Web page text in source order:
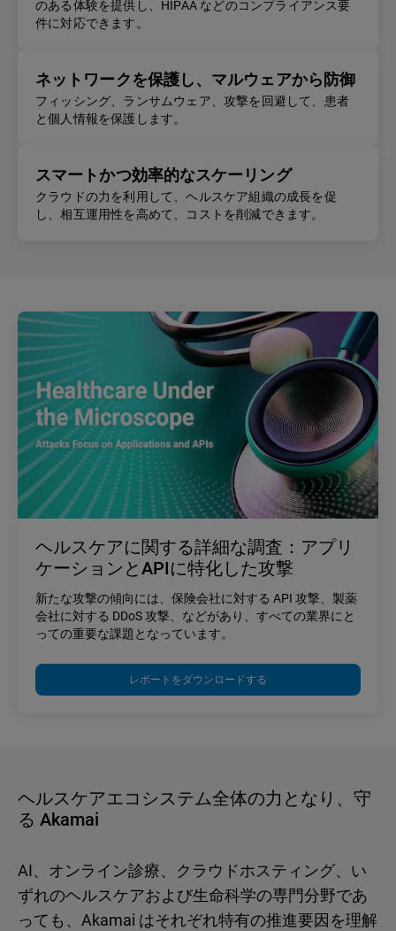
のある体験を提供し、HIPAA などのコンプライアンス要
件に対応できます。
ネットワークを保護し、マルウェアから防御
フィッシング、ランサムウェア、攻撃を回避して、患者
と個人情報を保護します。
スマートかつ効率的なスケーリング
クラウドの力を利用して、ヘルスケア組織の成長を促
し、相互運用性を高めて、コストを削減できます。
ヘルスケアに関する詳細な調査：アプリ
ケーションとAPIに特化した攻撃
新たな攻撃の傾向には、保険会社に対する API 攻撃、製薬
会社に対する DDoS 攻撃、などがあり、すべての業界にと
っての重要な課題となっています。
レポートをダウンロードする
ヘルスケアエコシステム全体の力となり、守
る Akamai
AI、オンライン診療、クラウドホスティング、い
ずれのヘルスケアおよび生命科学の専門分野であ
っても、Akamai はそれぞれ特有の推進要因を理解